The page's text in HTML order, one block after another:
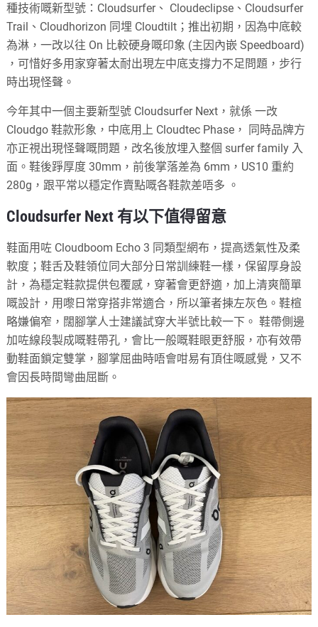
種技術嘅新型號：Cloudsurfer、 Cloudeclipse、Cloudsurfer
Trail、Cloudhorizon 同埋 Cloudtilt；推出初期，因為中底較
為淋，一改以往 On 比較硬身嘅印象 (主因內嵌 Speedboard)
，可惜好多用家穿著太耐出現左中底支撐力不足問題，步行
時出現怪聲。
今年其中一個主要新型號 Cloudsurfer Next，就係 一改
Cloudgo 鞋款形象，中底用上 Cloudtec Phase， 同時品牌方
亦正視出現怪聲嘅問題，改名後放埋入整個 surfer family 入
面。鞋後踭厚度 30mm，前後掌落差為 6mm，US10 重約
280g，跟平常以穩定作賣點嘅各鞋款差唔多 。
Cloudsurfer Next 有以下值得留意
鞋面用咗 Cloudboom Echo 3 同類型網布，提高透氣性及柔
軟度；鞋舌及鞋領位同大部分日常訓練鞋一樣，保留厚身設
計，為穩定鞋款提供包覆感，穿著會更舒適，加上清爽簡單
嘅設計，用嚟日常穿搭非常適合，所以筆者揀左灰色。鞋楦
略嫌偏窄，闊腳掌人士建議試穿大半號比較一下。 鞋帶側邊
加咗線段製成嘅鞋帶孔，會比一般嘅鞋眼更舒服，亦有效帶
動鞋面鎖定雙掌，腳掌屈曲時唔會咁易有頂住嘅感覺，又不
會因長時間彎曲屈斷。